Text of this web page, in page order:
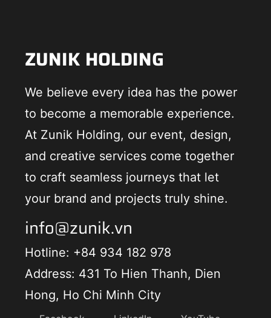
ZUNIK HOLDING
We believe every idea has the power
to become a memorable experience.
At Zunik Holding, our event, design,
and creative services come together
to craft seamless journeys that let
your brand and projects truly shine.
info@zunik.vn
Hotline: +84 934 182 978
Address: 431 To Hien Thanh, Dien
Hong, Ho Chi Minh City